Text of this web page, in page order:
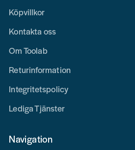
Köpvillkor
Kontakta oss
Om Toolab
Returinformation
Integritetspolicy
Lediga Tjänster
Navigation